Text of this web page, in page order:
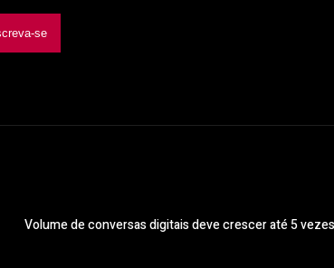
se
Volume de conversas digitais deve crescer até 5